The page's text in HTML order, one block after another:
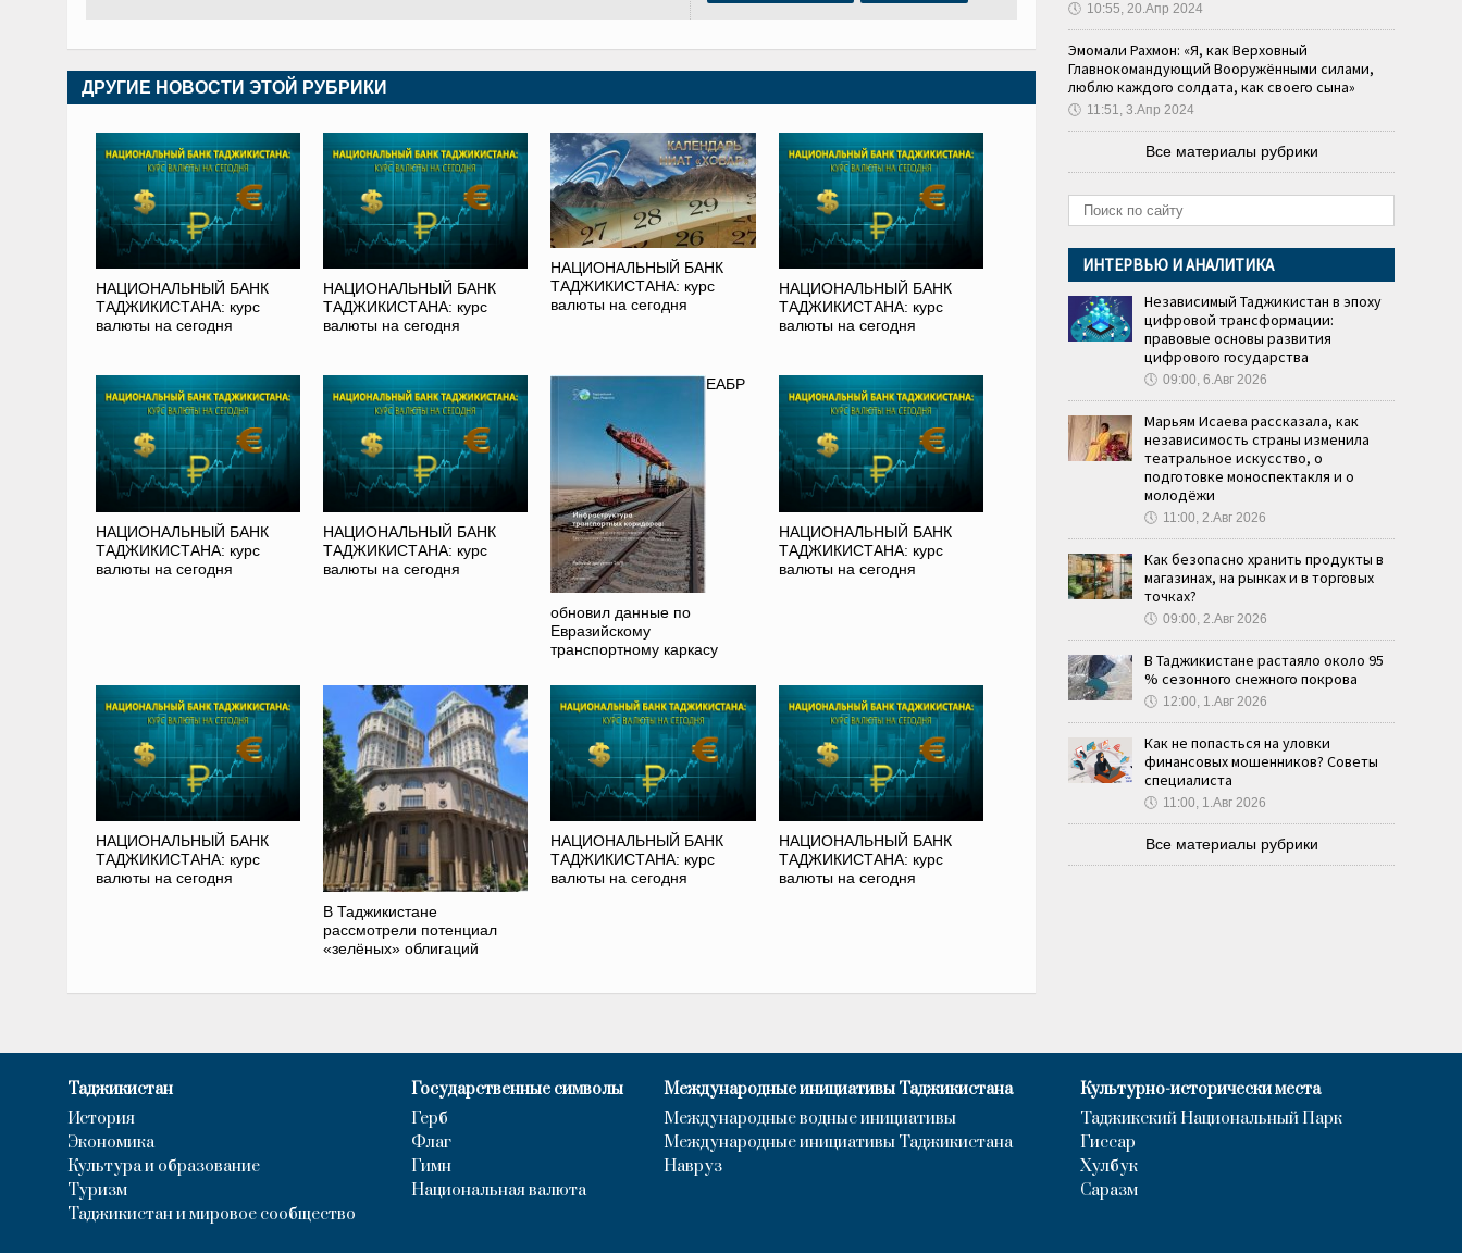
ДРУГИЕ НОВОСТИ ЭТОЙ РУБРИКИ
НАЦИОНАЛЬНЫЙ БАНК
ТАДЖИКИСТАНА: курс
валюты на сегодня
НАЦИОНАЛЬНЫЙ БАНК
ТАДЖИКИСТАНА: курс
валюты на сегодня
НАЦИОНАЛЬНЫЙ БАНК
ТАДЖИКИСТАНА: курс
валюты на сегодня
НАЦИОНАЛЬНЫЙ БАНК
ТАДЖИКИСТАНА: курс
валюты на сегодня
НАЦИОНАЛЬНЫЙ БАНК
ТАДЖИКИСТАНА: курс
валюты на сегодня
НАЦИОНАЛЬНЫЙ БАНК
ТАДЖИКИСТАНА: курс
валюты на сегодня
ЕАБР
обновил данные по
Евразийскому
транспортному каркасу
НАЦИОНАЛЬНЫЙ БАНК
ТАДЖИКИСТАНА: курс
валюты на сегодня
НАЦИОНАЛЬНЫЙ БАНК
ТАДЖИКИСТАНА: курс
валюты на сегодня
В Таджикистане
рассмотрели потенциал
«зелёных» облигаций
НАЦИОНАЛЬНЫЙ БАНК
ТАДЖИКИСТАНА: курс
валюты на сегодня
НАЦИОНАЛЬНЫЙ БАНК
ТАДЖИКИСТАНА: курс
валюты на сегодня
🕔 10:55, 20.Апр 2024
Эмомали Рахмон: «Я, как Верховный
Главнокомандующий Вооружёнными силами,
люблю каждого солдата, как своего сына»
🕔 11:51, 3.Апр 2024
Все материалы рубрики
ИНТЕРВЬЮ И АНАЛИТИКА
Независимый Таджикистан в эпоху
цифровой трансформации:
правовые основы развития
цифрового государства
🕔 09:00, 6.Авг 2026
Марьям Исаева рассказала, как
независимость страны изменила
театральное искусство, о
подготовке моноспектакля и о
молодёжи
🕔 11:00, 2.Авг 2026
Как безопасно хранить продукты в
магазинах, на рынках и в торговых
точках?
🕔 09:00, 2.Авг 2026
В Таджикистане растаяло около 95
% сезонного снежного покрова
🕔 12:00, 1.Авг 2026
Как не попасться на уловки
финансовых мошенников? Советы
специалиста
🕔 11:00, 1.Авг 2026
Все материалы рубрики
Таджикистан
История
Экономика
Культура и образование
Туризм
Таджикистан и мировое сообщество
Государственные символы
Герб
Флаг
Гимн
Национальная валюта
Международные инициативы Таджикистана
Международные водные инициативы
Международные инициативы Таджикистана
Навруз
Культурно-исторически места
Таджикский Национальный Парк
Гиссар
Хулбук
Саразм